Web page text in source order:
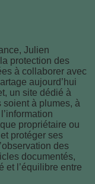
Julien
protection des
à collaborer avec
aujourd’hui
un site dédié à
soient à plumes, à
propriétaire ou
protéger ses
des
documentés,
et l’équilibre entre